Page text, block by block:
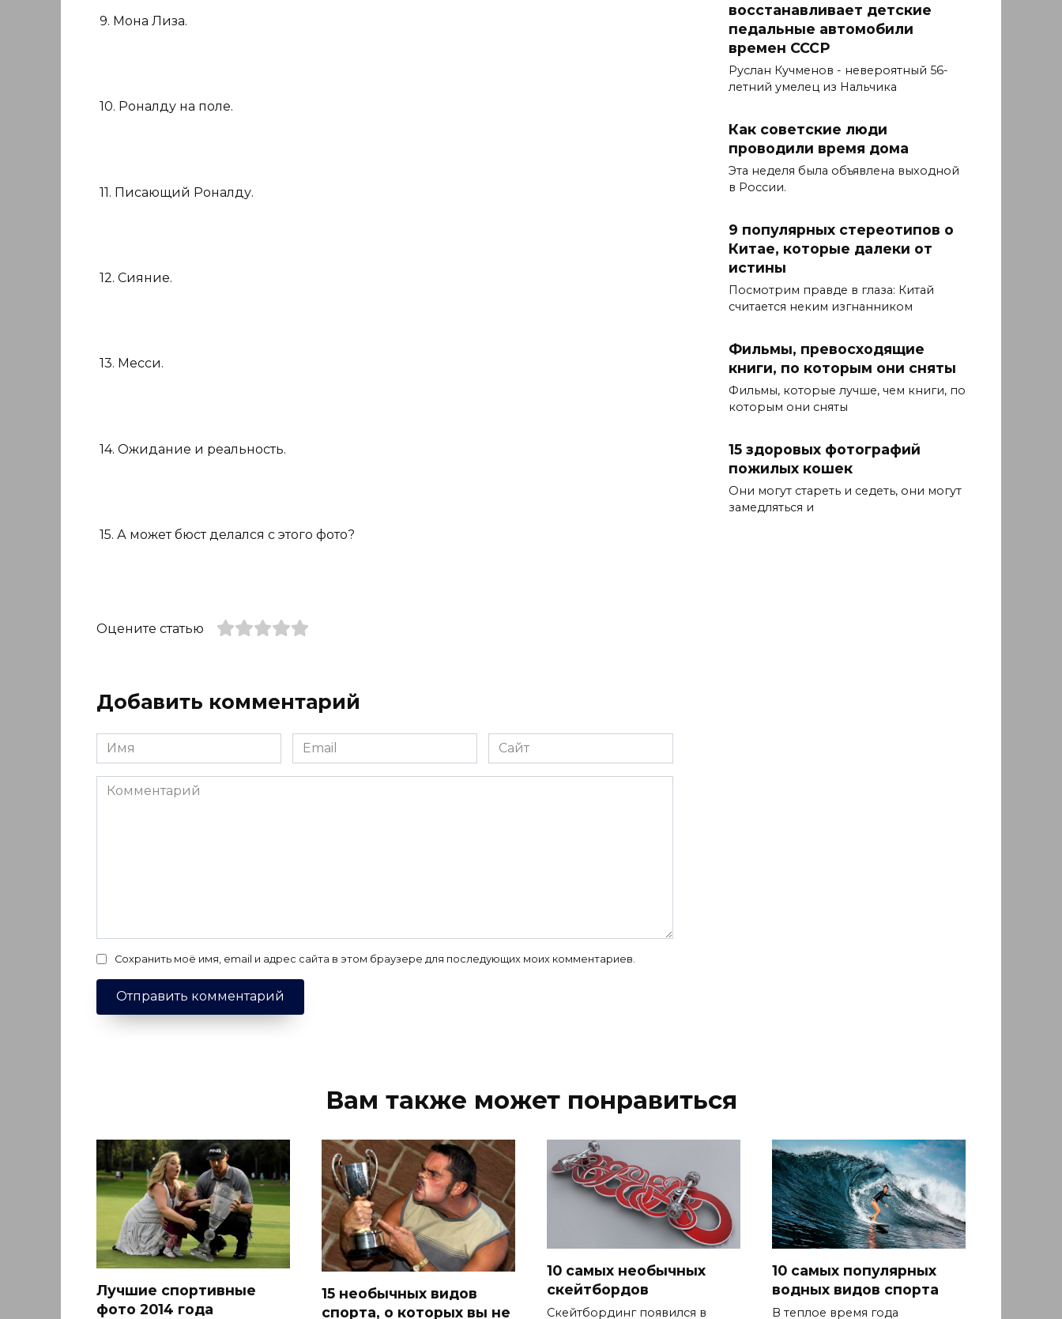
9. Мона Лиза.
10. Роналду на поле.
11. Писающий Роналду.
12. Сияние.
13. Месси.
14. Ожидание и реальность.
15. А может бюст делался с этого фото?
Оцените статью
Добавить комментарий
Имя
*
Email
*
Сайт
Комментарий
Сохранить моё имя, email и адрес сайта в этом браузере для последующих моих комментариев.
восстанавливает детские
педальные автомобили
времен СССР
Руслан Кучменов - невероятный 56-
летний умелец из Нальчика
Как советские люди
проводили время дома
Эта неделя была объявлена ​​выходной
в России.
9 популярных стереотипов о
Китае, которые далеки от
истины
Посмотрим правде в глаза: Китай
считается неким изгнанником
Фильмы, превосходящие
книги, по которым они сняты
Фильмы, которые лучше, чем книги, по
которым они сняты
15 здоровых фотографий
пожилых кошек
Они могут стареть и седеть, они могут
замедляться и
Вам также может понравиться
Лучшие спортивные
фото 2014 года
15 необычных видов
спорта, о которых вы не
10 самых необычных
скейтбордов
Скейтбординг появился в
10 самых популярных
водных видов спорта
В теплое время года